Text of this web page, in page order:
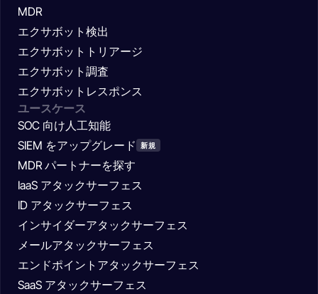
MDR
エクサボット検出
エクサボットトリアージ
エクサボット調査
エクサボットレスポンス
ユースケース
SOC 向け人工知能
SIEM をアップグレード
新規
MDR パートナーを探す
IaaS アタックサーフェス
ID アタックサーフェス
インサイダーアタックサーフェス
メールアタックサーフェス
エンドポイントアタックサーフェス
SaaS アタックサーフェス